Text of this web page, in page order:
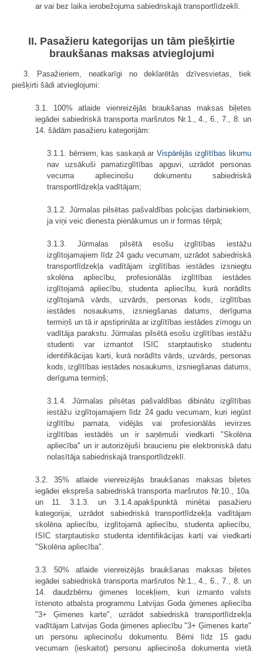
ar vai bez laika ierobežojuma sabiedriskajā transportlīdzeklī.
II. Pasažieru kategorijas un tām piešķirtie
braukšanas maksas atvieglojumi
3. Pasažieriem, neatkarīgi no deklarētās dzīvesvietas, tiek
piešķirti šādi atvieglojumi:
3.1. 100% atlaide vienreizējās braukšanas maksas biļetes
iegādei sabiedriskā transporta maršrutos Nr.1., 4., 6., 7., 8. un
14. šādām pasažieru kategorijām:
3.1.1. bērniem, kas saskaņā ar Vispārējās izglītības likumu
nav uzsākuši pamatizglītības apguvi, uzrādot personas
vecuma apliecinošu dokumentu sabiedriskā
transportlīdzekļa vadītājam;
3.1.2. Jūrmalas pilsētas pašvaldības policijas darbiniekiem,
ja viņi veic dienesta pienākumus un ir formas tērpā;
3.1.3. Jūrmalas pilsētā esošu izglītības iestāžu
izglītojamajiem līdz 24 gadu vecumam, uzrādot sabiedriskā
transportlīdzekļa vadītājam izglītības iestādes izsniegtu
skolēna apliecību, profesionālās izglītības iestādes
izglītojamā apliecību, studenta apliecību, kurā norādīts
izglītojamā vārds, uzvārds, personas kods, izglītības
iestādes nosaukums, izsniegšanas datums, derīguma
termiņš un tā ir apstiprināta ar izglītības iestādes zīmogu un
vadītāja parakstu. Jūrmalas pilsētā esošu izglītības iestāžu
studenti var izmantot ISIC starptautisko studentu
identifikācijas karti, kurā norādīts vārds, uzvārds, personas
kods, izglītības iestādes nosaukums, izsniegšanas datums,
derīguma termiņš;
3.1.4. Jūrmalas pilsētas pašvaldības dibinātu izglītības
iestāžu izglītojamajiem līdz 24 gadu vecumam, kuri iegūst
izglītību pamata, vidējās vai profesionālās ievirzes
izglītības iestādēs un ir saņēmuši viedkarti "Skolēna
apliecība" un ir autorizējuši braucienu pie elektroniskā datu
nolasītāja sabiedriskajā transportlīdzeklī.
3.2. 35% atlaide vienreizējās braukšanas maksas biļetes
iegādei ekspreša sabiedriskā transporta maršrutos Nr.10., 10a.
un 11. 3.1.3. un 3.1.4.apakšpunktā minētai pasažieru
kategorijai, uzrādot sabiedriskā transportlīdzekļa vadītājam
skolēna apliecību, izglītojamā apliecību, studenta apliecību,
ISIC starptautisko studenta identifikācijas karti vai viedkarti
"Skolēna apliecība".
3.3. 50% atlaide vienreizējās braukšanas maksas biļetes
iegādei sabiedriskā transporta maršrutos Nr.1., 4., 6., 7., 8. un
14. daudzbērnu ģimenes locekļiem, kuri izmanto valsts
īstenoto atbalsta programmu Latvijas Goda ģimenes apliecība
"3+ Ģimenes karte", uzrādot sabiedriskā transportlīdzekļa
vadītājam Latvijas Goda ģimenes apliecību "3+ Ģimenes karte"
un personu apliecinošu dokumentu. Bērni līdz 15 gadu
vecumam (ieskaitot) personu apliecinoša dokumenta vietā